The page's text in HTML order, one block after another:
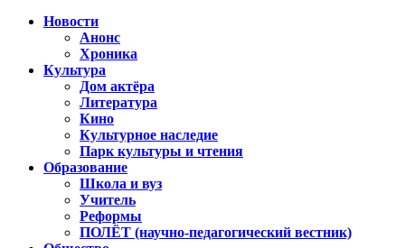
Новости
Анонс
Хроника
Культура
Дом актёра
Литература
Кино
Культурное наследие
Парк культуры и чтения
Образование
Школа и вуз
Учитель
Реформы
ПОЛЁТ (научно-педагогический вестник)